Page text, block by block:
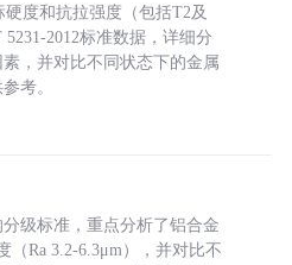
度和抗拉强度（包括T2及
2012标准数据，详细分
，并对比不同状态下的金属
考。
级标准，重点分析了铝合金
（Ra 3.2-6.3μm），并对比不